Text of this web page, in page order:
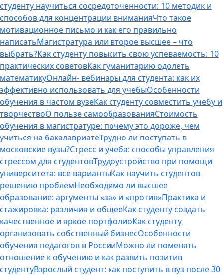
студенту научиться сосредоточенности: 10 методик и
способов для концентрации вниманияЧто такое
мотивационное письмо и как его правильно
написатьМагистратура или второе высшее – что
выбрать?Как студенту повысить свою успеваемость: 10
практических советовКак гуманитарию одолеть
математикуОнлайн- вебинары для студента: как их
эффективно использовать для учебыОсобенности
обучения в частом вузеКак студенту совместить учебу и
творчествоО пользе самообразованияСтоимость
обучения в магистратуре: почему это дороже, чем
учиться на бакалавриатеТрудно ли поступать в
московские вузы?Стресс и учеба: способы управления
стрессом для студентовТрудоустройство при помощи
университета: все вариантыКак научить студентов
решению проблемНеобходимо ли высшее
образование: аргументы «за» и «против»Практика и
стажировка: различия и общееКак студенту создать
качественное и яркое портфолиоКак студенту
организовать собственный бизнесОсобенности
обучения педагогов в РоссииМожно ли поменять
отношение к обучению и как развить позитив
студентуВзрослый студент: как поступить в вуз после 30